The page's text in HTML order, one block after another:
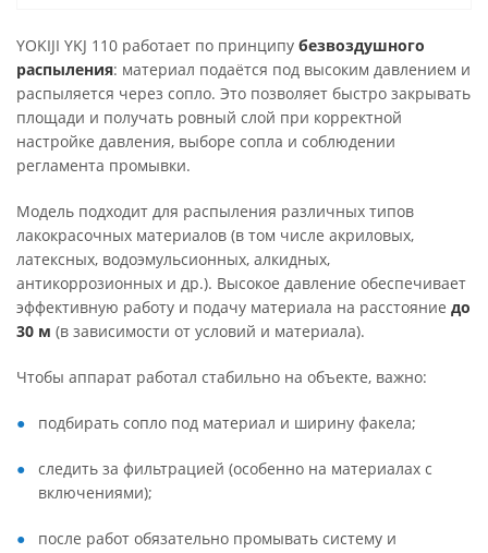
YOKIJI YKJ 110 работает по принципу безвоздушного
распыления: материал подаётся под высоким давлением и
распыляется через сопло. Это позволяет быстро закрывать
площади и получать ровный слой при корректной
настройке давления, выборе сопла и соблюдении
регламента промывки.
Модель подходит для распыления различных типов
лакокрасочных материалов (в том числе акриловых,
латексных, водоэмульсионных, алкидных,
антикоррозионных и др.). Высокое давление обеспечивает
эффективную работу и подачу материала на расстояние до
30 м (в зависимости от условий и материала).
Чтобы аппарат работал стабильно на объекте, важно:
подбирать сопло под материал и ширину факела;
следить за фильтрацией (особенно на материалах с
включениями);
после работ обязательно промывать систему и